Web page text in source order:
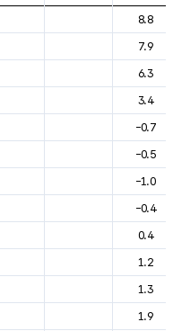
, 바람, 기압등을 안내한 표입
8.8
7.9
6.3
3.4
-0.7
-0.5
-1.0
-0.4
0.4
1.2
1.3
1.9